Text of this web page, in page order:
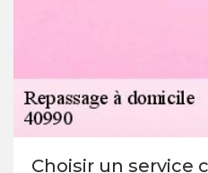
Choisir un service